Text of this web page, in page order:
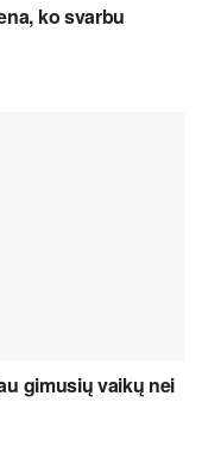
ko svarbu
gimusių vaikų nei